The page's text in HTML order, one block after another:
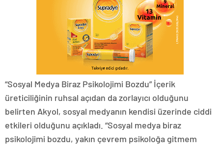
“Sosyal Medya Biraz Psikolojimi Bozdu” İçerik
üreticiliğinin ruhsal açıdan da zorlayıcı olduğunu
belirten Akyol, sosyal medyanın kendisi üzerinde ciddi
etkileri olduğunu açıkladı. “Sosyal medya biraz
psikolojimi bozdu, yakın çevrem psikoloğa gitmem